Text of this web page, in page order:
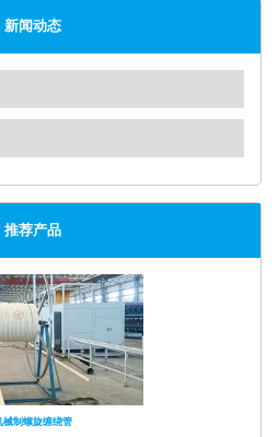
新闻动态
推荐产品
械制螺旋缠绕管